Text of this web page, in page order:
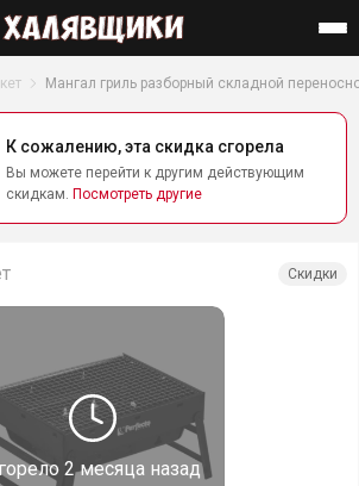
Найти
Мангал гриль разборный складной
К сожалению, эта скидка сгорела
Вы можете перейти к другим действующим
скидкам. Посмотреть другие
2 месяца назад
Скидки